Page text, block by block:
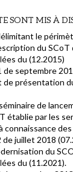
SONT MIS À
le
du SCoT
du (12.2015)
de septembre
de présentation
de
établie par les
des
juillet 2018
du
du (11.2021).